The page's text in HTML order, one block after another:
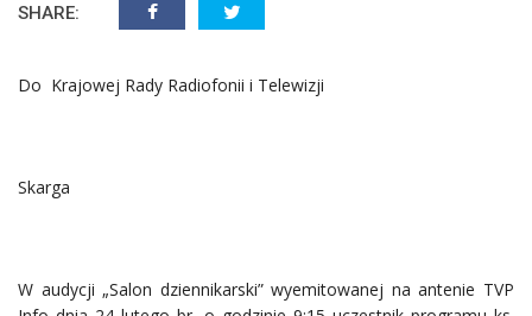
SHARE:
Do Krajowej Rady Radiofonii i Telewizji
Skarga
W audycji „Salon dziennikarski” wyemitowanej na antenie TVP